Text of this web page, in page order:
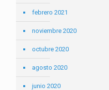
febrero 2021
noviembre 2020
octubre 2020
agosto 2020
junio 2020